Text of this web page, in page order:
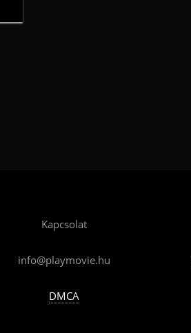
Kapcsolat
info@playmovie.hu
DMCA